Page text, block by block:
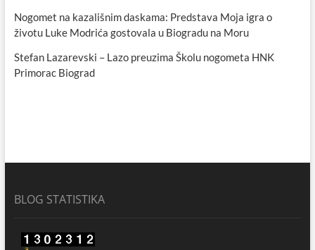
Nogomet na kazališnim daskama: Predstava Moja igra o
životu Luke Modrića gostovala u Biogradu na Moru
Stefan Lazarevski – Lazo preuzima Školu nogometa HNK
Primorac Biograd
BLOG STATISTIKA